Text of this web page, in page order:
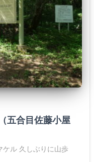
五合目佐藤小屋
ケル 久しぶりに山歩